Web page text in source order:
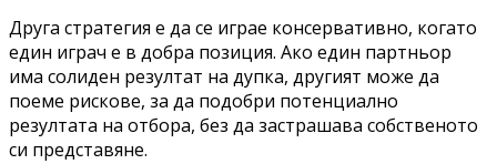
Друга стратегия е да се играе консервативно, когато
един играч е в добра позиция. Ако един партньор
има солиден резултат на дупка, другият може да
поеме рискове, за да подобри потенциално
резултата на отбора, без да застрашава собственото
си представяне.